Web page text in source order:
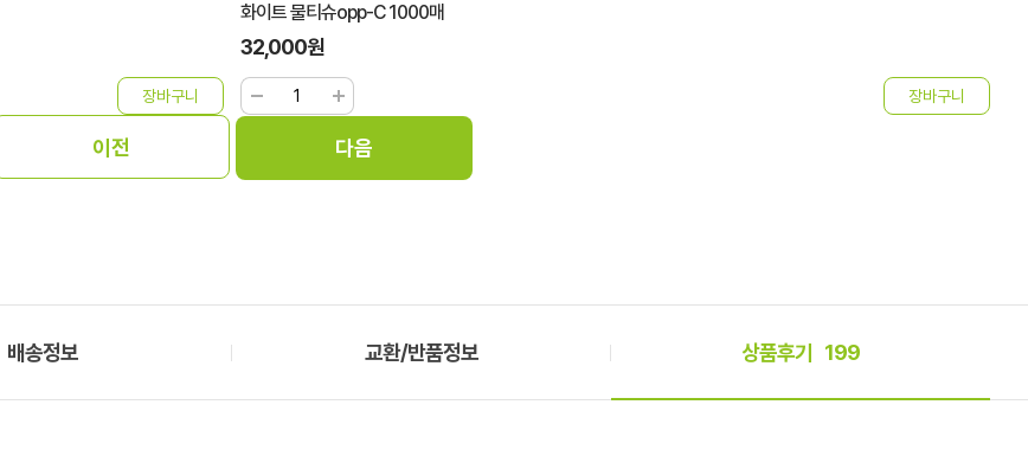
화이트 물티슈opp-C 1000매
32,000원
배송정보 교환/반품정보 상품후기 199